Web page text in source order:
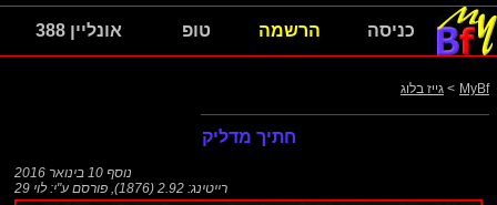
כניסה הרשמה טופ אונליין 388
MyBf
> גייז בלוג
חתיך מדליק
נוסף 10 בינואר 2016
רייטינג: 2.92 (1876)
, פורסם ע"י:לוי 29